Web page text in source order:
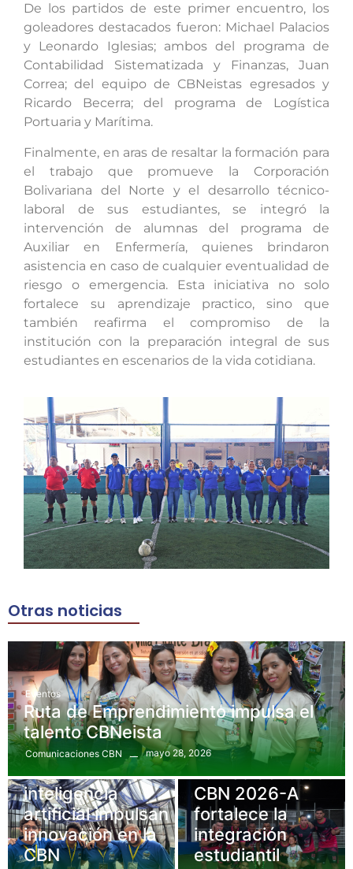
De los partidos de este primer encuentro, los
goleadores destacados fueron: Michael Palacios
y Leonardo Iglesias; ambos del programa de
Contabilidad Sistematizada y Finanzas, Juan
Correa; del equipo de CBNeistas egresados y
Ricardo Becerra; del programa de Logística
Portuaria y Marítima.
Finalmente, en aras de resaltar la formación para
el trabajo que promueve la Corporación
Bolivariana del Norte y el desarrollo técnico-
laboral de sus estudiantes, se integró la
intervención de alumnas del programa de
Auxiliar en Enfermería, quienes brindaron
asistencia en caso de cualquier eventualidad de
riesgo o emergencia. Esta iniciativa no solo
fortalece su aprendizaje practico, sino que
también reafirma el compromiso de la
institución con la preparación integral de sus
estudiantes en escenarios de la vida cotidiana.
Otras noticias
Eventos
Ruta de Emprendimiento impulsa el
talento CBNeista
Comunicaciones CBN mayo 28, 2026
Uncategorized
Hackatón e
inteligencia
artificial impulsan
innovación en la
CBN
Bienestar Eventos
Torneo de fútbol
CBN 2026-A
fortalece la
integración
estudiantil